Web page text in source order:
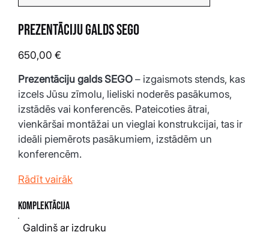
Prezentāciju galds SEGO
Cena
650,00 €
Prezentāciju galds SEGO – izgaismots stends, kas
izcels Jūsu zīmolu, lieliski noderēs pasākumos,
izstādēs vai konferencēs. Pateicoties ātrai,
vienkāršai montāžai un vieglai konstrukcijai, tas ir
ideāli piemērots pasākumiem, izstādēm un
konferencēm.
Rādīt vairāk
Galdiņš ar izdruku
Komplektācija